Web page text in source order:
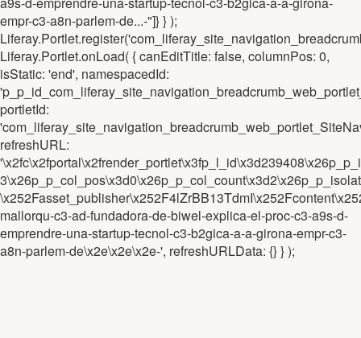
empr-c3-a8n-parlem-de...-"]} } );
Liferay.Portlet.onLoad( { canEditTitle: false, columnPos: 0,
isStatic: 'end', namespacedId:
portletId:
refreshURL:
mallorqu-c3-ad-fundadora-de-biwel-explica-el-proc-c3-a9s-d-
emprendre-una-startup-tecnol-c3-b2gica-a-a-girona-empr-c3-
a8n-parlem-de\x2e\x2e\x2e-', refreshURLData: {} } );